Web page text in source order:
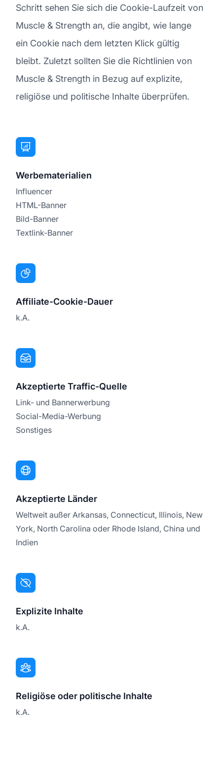
Schritt sehen Sie sich die Cookie-Laufzeit von
Muscle & Strength an, die angibt, wie lange
ein Cookie nach dem letzten Klick gültig
bleibt. Zuletzt sollten Sie die Richtlinien von
Muscle & Strength in Bezug auf explizite,
religiöse und politische Inhalte überprüfen.
Werbematerialien
Influencer
HTML-Banner
Bild-Banner
Textlink-Banner
Affiliate-Cookie-Dauer
k.A.
Akzeptierte Traffic-Quelle
Link- und Bannerwerbung
Social-Media-Werbung
Sonstiges
Akzeptierte Länder
Weltweit außer Arkansas, Connecticut, Illinois, New
York, North Carolina oder Rhode Island, China und
Indien
Explizite Inhalte
k.A.
Religiöse oder politische Inhalte
k.A.